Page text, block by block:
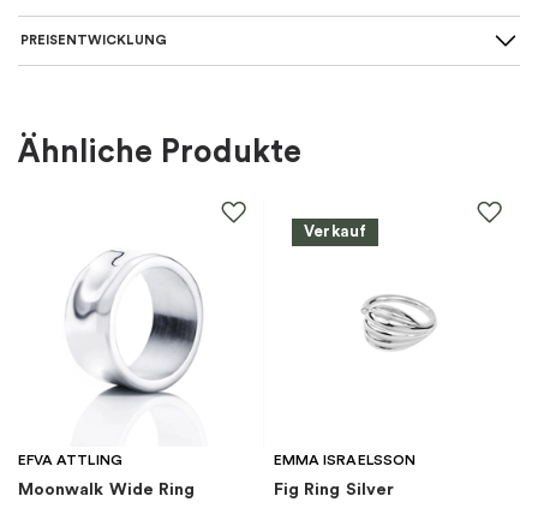
Art des Rings:
Steine :
Marke :
PREISENTWICKLUNG
Ähnliche Produkte
EFVA ATTLING
Moonwalk Wide Ring
Verkauf
EMMA ISRAELSSON
Fig Ring Silver